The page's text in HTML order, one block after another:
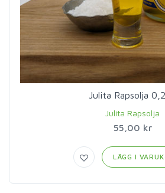
Julita Rapsolja
Julita Rapsolja
55,00 kr
LÄGG I